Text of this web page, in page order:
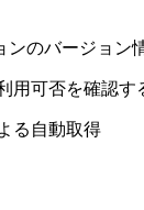
ンのバージョン
否を確認す
自動取得